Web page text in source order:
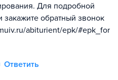
Для подробной
закажите обратный звонок
abiturient/epk/#epk_for
Ответить